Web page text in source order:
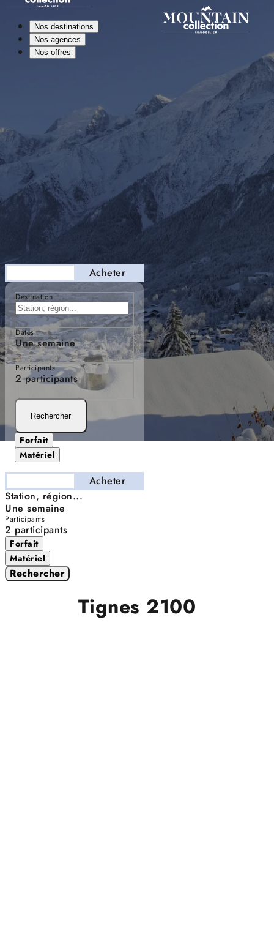
Acheter
Destination
Dates
Une semaine
Participants
2 participants
Rechercher
Forfait
Matériel
Acheter
Station, région...
Une semaine
Participants
2 participants
Forfait
Matériel
Rechercher
Nos destinations
Nos agences
Nos offres
Tignes 2100